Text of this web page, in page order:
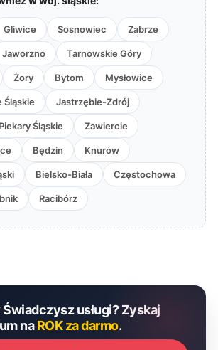
Gliwice Sosnowiec Zabrze
Jaworzno Tarnowskie Góry
Żory Bytom Mysłowice
Śląskie Jastrzębie-Zdrój
Piekary Śląskie Zawiercie
Będzin Knurów
Bielsko-Biała Częstochowa
Racibórz
usługi? Zyskaj
naROK za darmo.